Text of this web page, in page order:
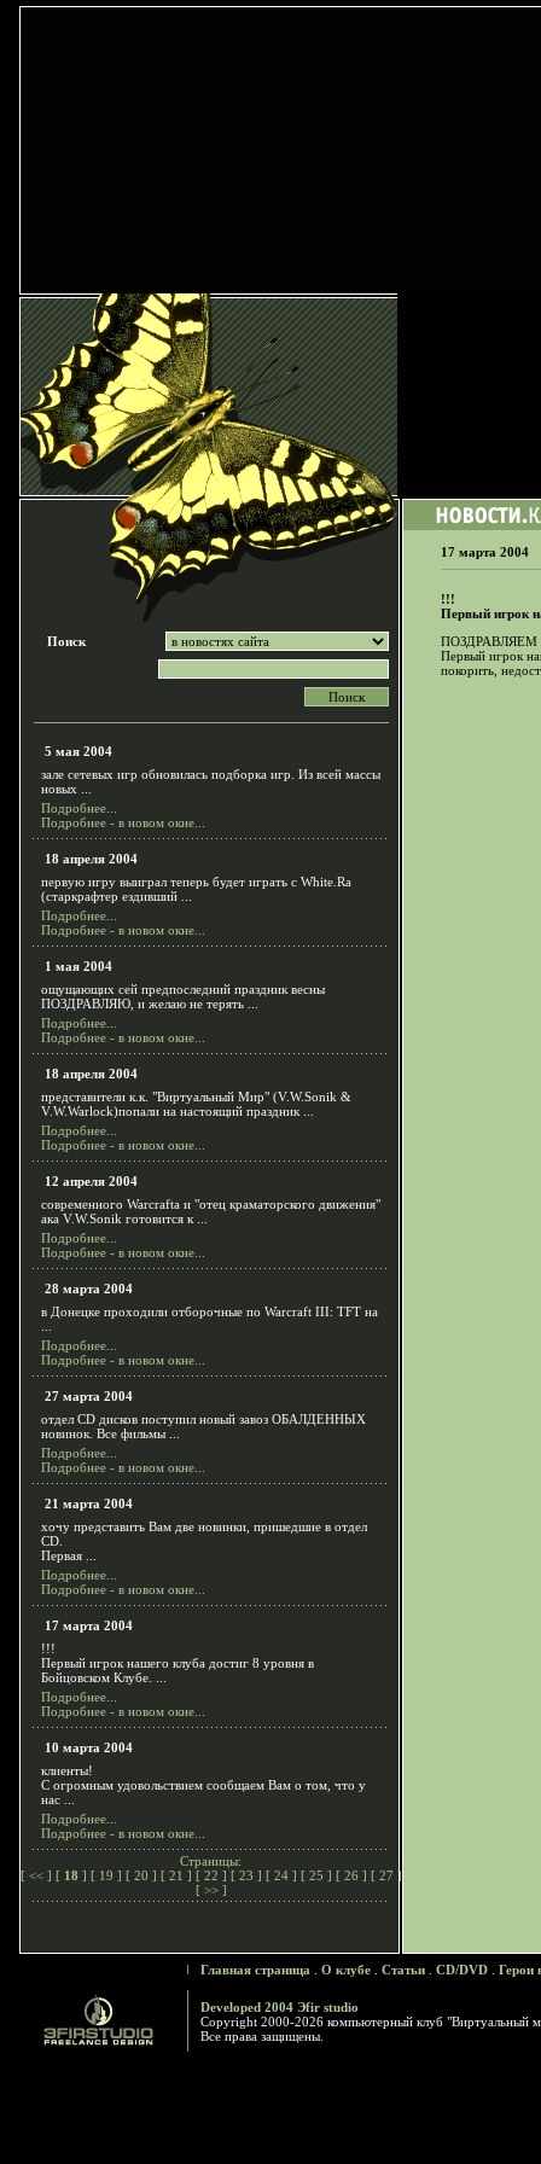
Поиск
5 мая 2004
зале сетевых игр обновилась подборка игр. Из всей массы
новых ...
Подробнее...
Подробнее - в новом окне...
18 апреля 2004
первую игру выиграл теперь будет играть с White.Ra
(старкрафтер ездивший ...
Подробнее...
Подробнее - в новом окне...
1 мая 2004
ощущающих сей предпоследний праздник весны
ПОЗДРАВЛЯЮ, и желаю не терять ...
Подробнее...
Подробнее - в новом окне...
18 апреля 2004
представители к.к. "Виртуальный Мир" (V.W.Sonik &
V.W.Warlock)попали на настоящий праздник ...
Подробнее...
Подробнее - в новом окне...
12 апреля 2004
современного Warcrafta и "отец краматорского движения"
ака V.W.Sonik готовится к ...
Подробнее...
Подробнее - в новом окне...
28 марта 2004
в Донецке проходили отборочные по Warcraft III: TFT на
Подробнее...
Подробнее - в новом окне...
27 марта 2004
отдел CD дисков поступил новый завоз ОБАЛДЕННЫХ
новинок. Все фильмы ...
Подробнее...
Подробнее - в новом окне...
21 марта 2004
хочу представить Вам две новинки, пришедшие в отдел
CD.
Первая ...
Подробнее...
Подробнее - в новом окне...
17 марта 2004
!!!
Первый игрок нашего клуба достиг 8 уровня в
Бойцовском Клубе. ...
Подробнее...
Подробнее - в новом окне...
10 марта 2004
клиенты!
С огромным удовольствием сообщаем Вам о том, что у
нас ...
Подробнее...
Подробнее - в новом окне...
Страницы:
[ << ] [ 18 ] [ 19 ] [ 20 ] [ 21 ] [ 22 ] [ 23 ] [ 24 ] [ 25 ] [ 26 ] [ 27 ]
[ >> ]
17 марта 2004
!!!
Первый игрок
ПОЗДРАВЛЯЕМ
Первый игрок
покорить,
Главная страница О клубе Статьи CD/DVD Герои
Developed 2004 Эfir studio
Copyright 2000-2026 компьютерный клуб "Виртуальный
Все права защищены.